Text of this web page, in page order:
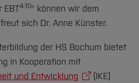
EBT4-10® können wir dem
sich Dr. Anne Künster.
der HS Bochum bietet
in Kooperation mit
und Entwicklung
(IKE)